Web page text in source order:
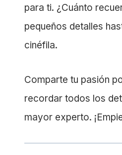
para ti. ¿Cuánto
pequeños detalles
cinéfila.
Comparte tu pasión
recordar todos los
mayor experto.